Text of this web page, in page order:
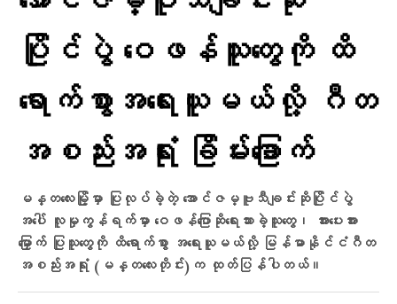
ပြိုင်ပွဲ ဝေဖန်သူတွေကို ထိ
ရောက်စွာအရေးယူမယ်လို့ ဂီတ
အစည်းအရုံး ခြိမ်းခြောက်
မန္တလေးမြို့မှာ ပြုလုပ်ခဲ့တဲ့ အောင်ဇမ္ဗူသီချင်းဆိုပြိုင်ပွဲ
အပေါ် လူမှုကွန်ရက်မှာ ဝေဖန်ပြောဆိုရေးသားခဲ့သူတွေ၊ အားပေးအား
မြှောက် ပြုသူတွေကို ထိရောက်စွာ အရေးယူမယ်လို့ မြန်မာနိုင်ငံဂီတ
အစည်းအရုံး (မန္တလေးတိုင်း)က ထုတ်ပြန်ပါတယ်။